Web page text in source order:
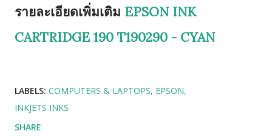
รายละเอียดเพิ่มเติม EPSON INK
CARTRIDGE 190 T190290 - CYAN
LABELS: COMPUTERS & LAPTOPS EPSON
INKJETS INKS
SHARE